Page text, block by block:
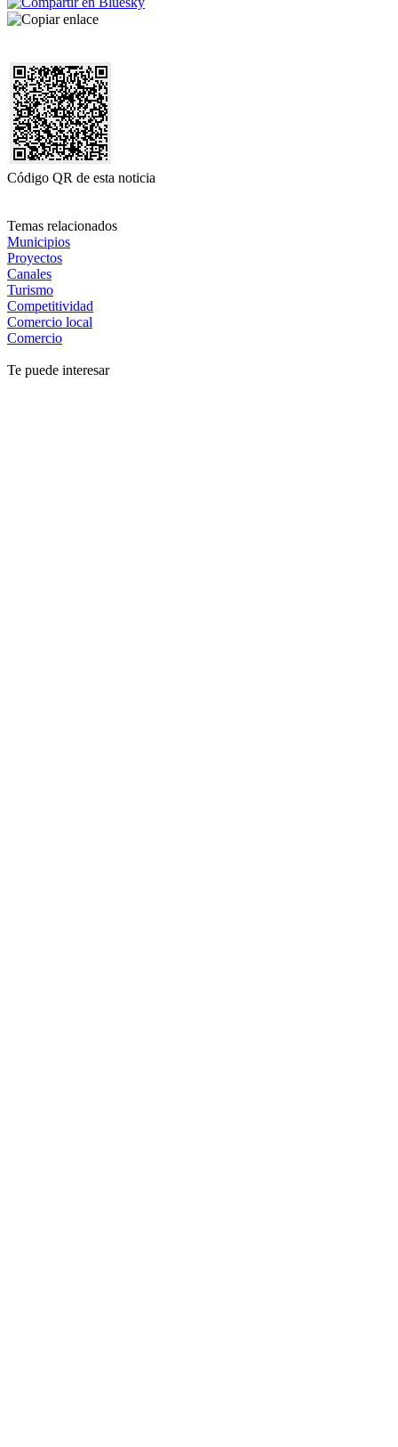
Código QR de esta noticia
Temas relacionados
Municipios
Proyectos
Canales
Turismo
Competitividad
Comercio local
Comercio
Te puede interesar